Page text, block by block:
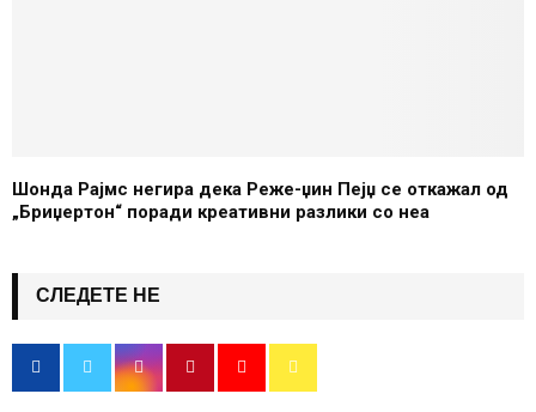
Шонда Рајмс негира дека Реже-џин Пејџ се откажал од
„Бриџертон“ поради креативни разлики со неа
СЛЕДЕТЕ НЕ